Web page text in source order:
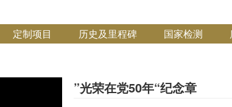
定制项目 历史及里程碑 国家检测
”光荣在党50年“纪念章